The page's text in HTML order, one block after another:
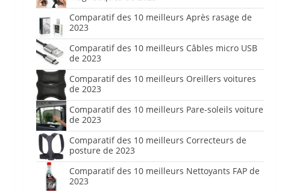
Comparatif des 10 meilleurs Après rasage de
2023
Comparatif des 10 meilleurs Câbles micro USB
de 2023
Comparatif des 10 meilleurs Oreillers voitures
de 2023
Comparatif des 10 meilleurs Pare-soleils voiture
de 2023
Comparatif des 10 meilleurs Correcteurs de
posture de 2023
Comparatif des 10 meilleurs Nettoyants FAP de
2023